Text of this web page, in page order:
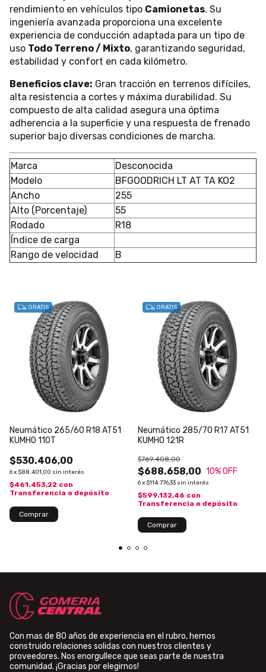
rendimiento en vehículos tipo Camionetas. Su
ingeniería avanzada proporciona una excelente
experiencia de conducción adaptada para un tipo de
uso Todo Terreno / Mixto, garantizando seguridad,
estabilidad y confort en cada kilómetro.
Beneficios clave: Gran tracción en terrenos difíciles,
alta resistencia a cortes y máxima durabilidad. Su
compuesto de alta calidad asegura una óptima
adherencia a la superficie y una respuesta de frenado
superior bajo diversas condiciones de marcha.
Marca
Desconocida
Modelo
BFGOODRICH LT AT TA KO2
Ancho
255
Alto (Porcentaje)
55
Rodado
R18
Índice de carga
Rango de velocidad
B
GRATIS
Neumático 265/60 R18 AT51
KUMHO 110T
$530.406,00
6x $88.401,00 sin interés
$461.453,22 con
Transferencia o depósito
Comprar
GRATIS
Neumático 285/70 R17 AT51
KUMHO 121R
$688.658,00
$769.408,00
10% OFF
6x $114.776,33 sin interés
$599.132,46 con
Transferencia o depósito
Comprar
Con mas de 80 años de experiencia en el rubro, hemos
construido relaciones solidas con nuestros clientes y
proveedores. Nos enorgullece que seas parte de nuestra
comunidad. ¡Gracias por elegirnos!